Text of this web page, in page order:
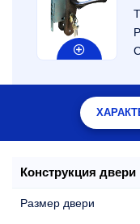
Конструкция двери
Размер двери